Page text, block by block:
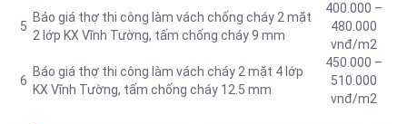
5
Báo giá thợ thi công làm vách chống cháy 2 mặt
2 lớp KX Vĩnh Tường, tấm chống cháy 9 mm
400.000 –
480.000
vnđ/m2
6
Báo giá thợ thi công làm vách cháy 2 mặt 4 lớp
KX Vĩnh Tường, tấm chống cháy 12.5 mm
450.000 –
510.000
vnđ/m2